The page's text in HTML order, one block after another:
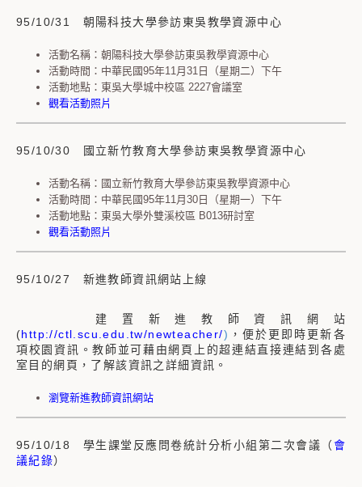
95/10/31 朝陽科技大學參訪東吳教學資源中心
活動名稱：朝陽科技大學參訪東吳教學資源中心
活動時間：中華民國95年11月31日（星期二）下午
活動地點：東吳大學城中校區 2227會議室
觀看活動照片
95/10/30 國立新竹教育大學參訪東吳教學資源中心
活動名稱：國立新竹教育大學參訪東吳教學資源中心
活動時間：中華民國95年11月30日（星期一）下午
活動地點：東吳大學外雙溪校區 B013研討室
觀看活動照片
95/10/27 新進教師資訊網站上線
建置新進教師資訊網站
(http://ctl.scu.edu.tw/newteacher/) ，便於更即時更新各
項校園資訊。教師並可藉由網頁上的超連結直接連結到各處
室目的網頁，了解該資訊之詳細資訊。
瀏覽新進教師資訊網站
95/10/18 學生課堂反應問卷統計分析小組第二次會議（會
議紀錄）